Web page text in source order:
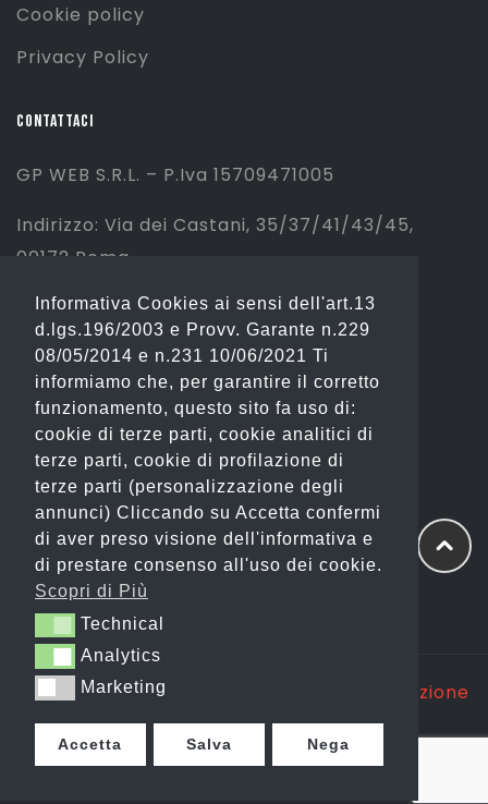
Cookie policy
Privacy Policy
CONTATTACI
GP WEB S.R.L. – P.Iva 15709471005
Indirizzo: Via dei Castani, 35/37/41/43/45,
00172 Roma
Tel: 06 2310844 (Sport) – 06 23234353
(Fashion)
Email: info@gianostore.com
ORARI
Dal Lunedì al Venerdì 09:00-20:00.
Sabato 09:00-13:00 e 16:00-20:00.
Domenica Chiuso
Copyright @ 2025 GP WEB S.R.L. |
Realizzazione
Siti Web Itala
Informativa Cookies ai sensi dell'art.13
d.lgs.196/2003 e Provv. Garante n.229
08/05/2014 e n.231 10/06/2021 Ti
informiamo che, per garantire il corretto
funzionamento, questo sito fa uso di:
cookie di terze parti, cookie analitici di
terze parti, cookie di profilazione di
terze parti (personalizzazione degli
annunci) Cliccando su Accetta confermi
di aver preso visione dell'informativa e
di prestare consenso all'uso dei cookie.
Scopri di Più
TechnicalTechnical
AnalyticsAnalytics
MarketingMarketing
Accetta Salva Nega